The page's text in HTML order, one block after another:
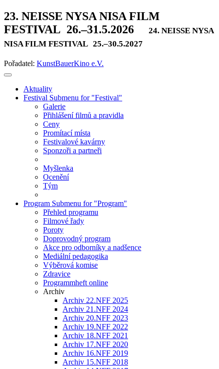
23. NEISSE NYSA NISA FILM
FESTIVAL 26.–31.5.2026
24. NEISSE NYSA
NISA FILM FESTIVAL 25.–30.5.2027
Pořadatel: KunstBauerKino e.V.
Aktuality
Festival Submenu for "Festival"
Galerie
Přihlášení filmů a pravidla
Ceny
Promítací místa
Festivalové kavárny
Sponzoři a partneři
Myšlenka
Ocenění
Tým
Program Submenu for "Program"
Přehled programu
Filmové řady
Poroty
Doprovodný program
Akce pro odborníky a nadšence
Mediální pedagogika
Výběrová komise
Zdravice
Programmheft online
Archiv
Archiv 22.NFF 2025
Archiv 21.NFF 2024
Archiv 20.NFF 2023
Archiv 19.NFF 2022
Archiv 18.NFF 2021
Archiv 17.NFF 2020
Archiv 16.NFF 2019
Archiv 15.NFF 2018